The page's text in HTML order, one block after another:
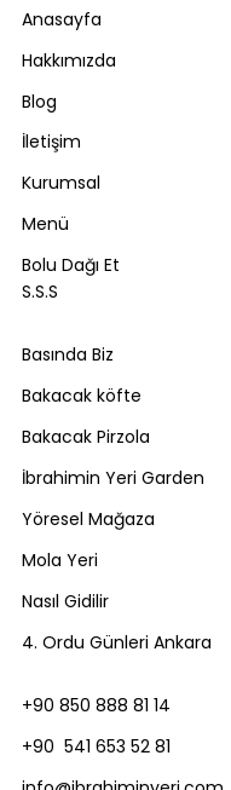
Anasayfa
Hakkımızda
Blog
İletişim
Kurumsal
Menü
Bolu Dağı Et
S.S.S
Basında Biz
Bakacak köfte
Bakacak Pirzola
İbrahimin Yeri Garden
Yöresel Mağaza
Mola Yeri
Nasıl Gidilir
4. Ordu Günleri Ankara
+90 850 888 81 14
+90 541 653 52 81